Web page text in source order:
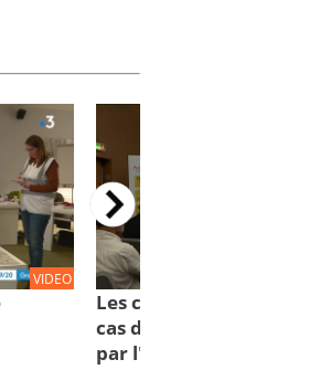
VIDEO
Les comportements à
cas d'inondations : des
par l'IRMa et la mission